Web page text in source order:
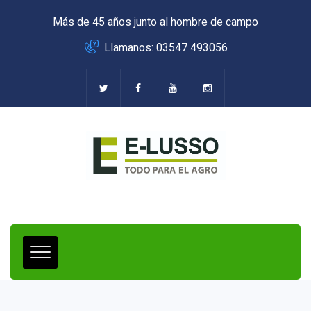
Más de 45 años junto al hombre de campo
Llamanos: 03547 493056